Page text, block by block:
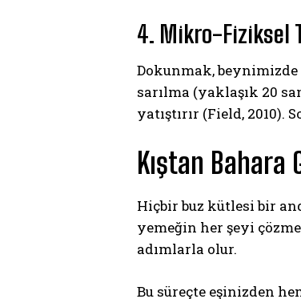
4. Mikro-Fiziksel
Dokunmak, beynimizde
sarılma (yaklaşık 20
yatıştırır (Field,
Kıştan Bahara
Hiçbir buz kütlesi bir
yemeğin her şeyi
adımlarla olur.
Bu süreçte eşinizden